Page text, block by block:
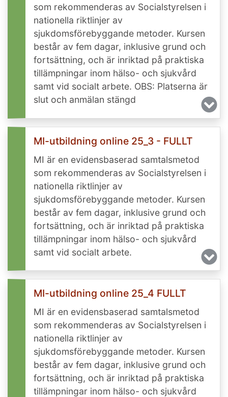
som rekommenderas av Socialstyrelsen i
nationella riktlinjer av
sjukdomsförebyggande metoder. Kursen
består av fem dagar, inklusive grund och
fortsättning, och är inriktad på praktiska
tillämpningar inom hälso- och sjukvård
samt vid socialt arbete. OBS: Platserna är
slut och anmälan stängd
MI-utbildning online 25_3 - FULLT
MI är en evidensbaserad samtalsmetod
som rekommenderas av Socialstyrelsen i
nationella riktlinjer av
sjukdomsförebyggande metoder. Kursen
består av fem dagar, inklusive grund och
fortsättning, och är inriktad på praktiska
tillämpningar inom hälso- och sjukvård
samt vid socialt arbete.
MI-utbildning online 25_4 FULLT
MI är en evidensbaserad samtalsmetod
som rekommenderas av Socialstyrelsen i
nationella riktlinjer av
sjukdomsförebyggande metoder. Kursen
består av fem dagar, inklusive grund och
fortsättning, och är inriktad på praktiska
tillämpningar inom hälso- och sjukvård